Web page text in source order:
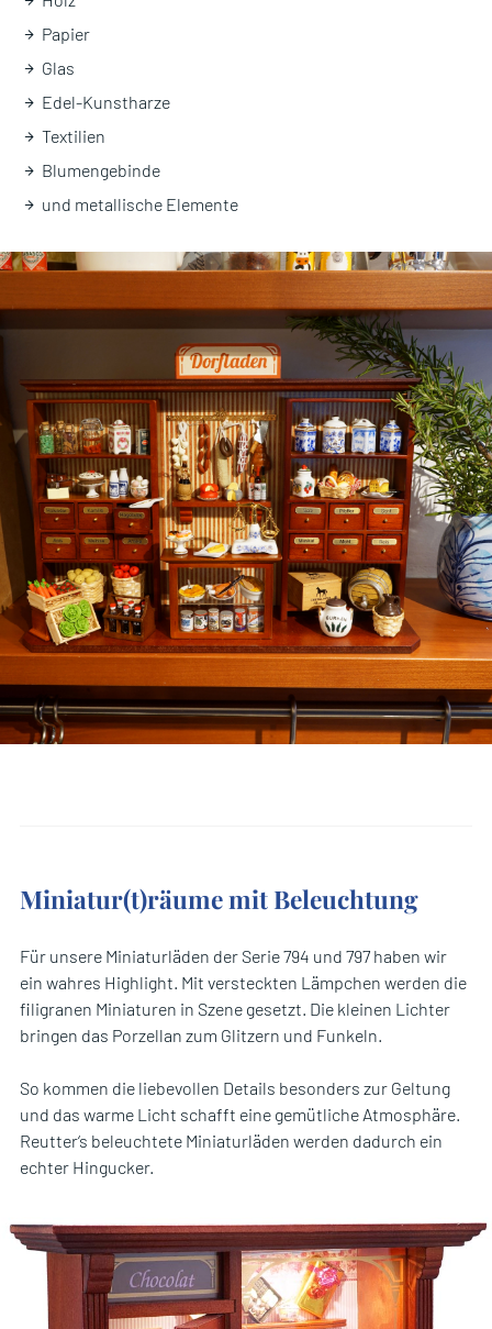
Papier
Glas
Edel-Kunstharze
Textilien
Blumengebinde
und metallische Elemente
Miniatur(t)räume mit Beleuchtung
Für unsere Miniaturläden der Serie 794 und 797 haben wir
ein wahres Highlight. Mit versteckten Lämpchen werden die
filigranen Miniaturen in Szene gesetzt. Die kleinen Lichter
bringen das Porzellan zum Glitzern und Funkeln.
So kommen die liebevollen Details besonders zur Geltung
und das warme Licht schafft eine gemütliche Atmosphäre.
Reutter‘s beleuchtete Miniaturläden werden dadurch ein
echter Hingucker.